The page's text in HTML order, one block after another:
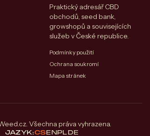
Praktický adresář CBD
obchodů, seed bank,
growshopů a souvisejících
služeb v České republice.
Podmínky použití
Ochrana soukromí
Mapa stránek
Všechna práva vyhrazena.
JAZYK:CSENPLDE